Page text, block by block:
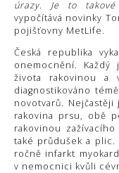
úrazy. Je to takové
vypočítává novinky
pojišťovny MetLife.
Česká republika
onemocnění.
života rakovinou a
diagnostikováno
novotvarů.
rakovina prsu, obě
rakovinou
také průdušek a
ročně infarkt
v nemocnici kvůli